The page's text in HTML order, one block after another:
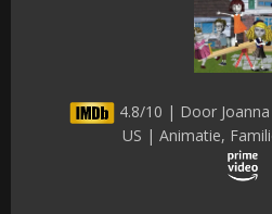
4.8/10 | Door
US | Animatie,